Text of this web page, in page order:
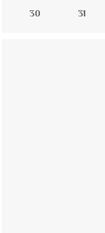
30
31